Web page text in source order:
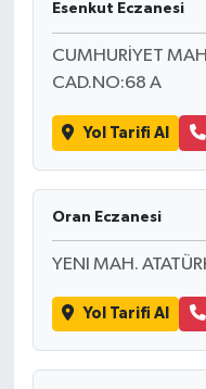
Esenkut Eczanesi
CUMHURİYET
CAD.NO:68 A
Yol Tarifi Al
Oran Eczanesi
YENI MAH.
Yol Tarifi Al